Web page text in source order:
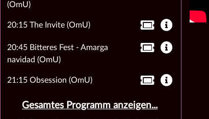
(OmU)
20:15 The Invite (OmU)
20:45 Bitteres Fest - Amarga
navidad (OmU)
21:15 Obsession (OmU)
Gesamtes Programm anzeigen...